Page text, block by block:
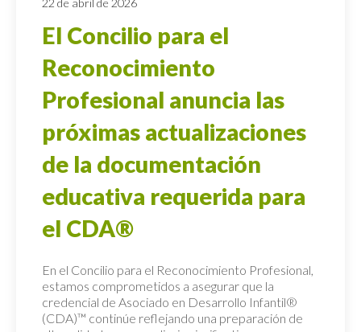
22 de abril de 2026
El Concilio para el
Reconocimiento
Profesional anuncia las
próximas actualizaciones
de la documentación
educativa requerida para
el CDA®
En el Concilio para el Reconocimiento Profesional,
estamos comprometidos a asegurar que la
credencial de Asociado en Desarrollo Infantil®
(CDA)™ continúe reflejando una preparación de